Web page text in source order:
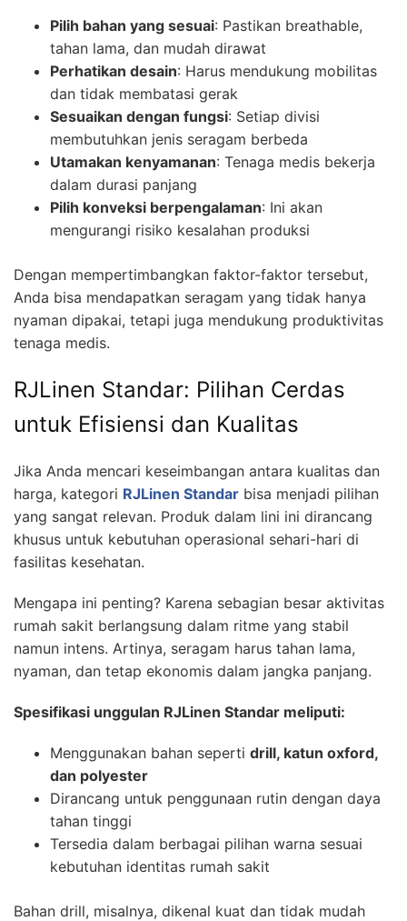
Pilih bahan yang sesuai: Pastikan breathable,
tahan lama, dan mudah dirawat
Perhatikan desain: Harus mendukung mobilitas
dan tidak membatasi gerak
Sesuaikan dengan fungsi: Setiap divisi
membutuhkan jenis seragam berbeda
Utamakan kenyamanan: Tenaga medis bekerja
dalam durasi panjang
Pilih konveksi berpengalaman: Ini akan
mengurangi risiko kesalahan produksi
Dengan mempertimbangkan faktor-faktor tersebut,
Anda bisa mendapatkan seragam yang tidak hanya
nyaman dipakai, tetapi juga mendukung produktivitas
tenaga medis.
RJLinen Standar: Pilihan Cerdas
untuk Efisiensi dan Kualitas
Jika Anda mencari keseimbangan antara kualitas dan
harga, kategori RJLinen Standar bisa menjadi pilihan
yang sangat relevan. Produk dalam lini ini dirancang
khusus untuk kebutuhan operasional sehari-hari di
fasilitas kesehatan.
Mengapa ini penting? Karena sebagian besar aktivitas
rumah sakit berlangsung dalam ritme yang stabil
namun intens. Artinya, seragam harus tahan lama,
nyaman, dan tetap ekonomis dalam jangka panjang.
Spesifikasi unggulan RJLinen Standar meliputi:
Menggunakan bahan seperti drill, katun oxford,
dan polyester
Dirancang untuk penggunaan rutin dengan daya
tahan tinggi
Tersedia dalam berbagai pilihan warna sesuai
kebutuhan identitas rumah sakit
Bahan drill, misalnya, dikenal kuat dan tidak mudah